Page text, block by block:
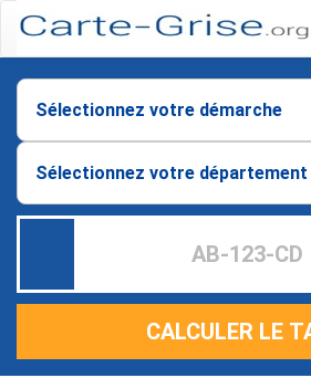
CALCULER LE